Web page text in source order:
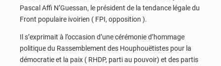
Pascal Affi N’Guessan, le président de la tendance légale du
Front populaire ivoirien ( FPI, opposition ).
Il s’exprimait à l’occasion d’une cérémonie d’hommage
politique du Rassemblement des Houphouëtistes pour la
démocratie et la paix ( RHDP, parti au pouvoir) et des partis